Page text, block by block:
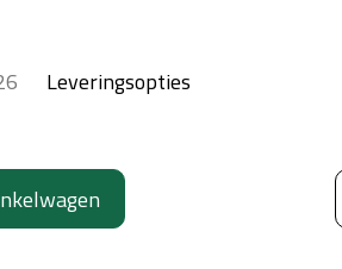
Leveringsopties